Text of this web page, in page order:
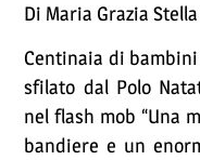
Di Maria Grazia
Centinaia di
sfilato dal Polo
nel flash mob “Una
bandiere e un